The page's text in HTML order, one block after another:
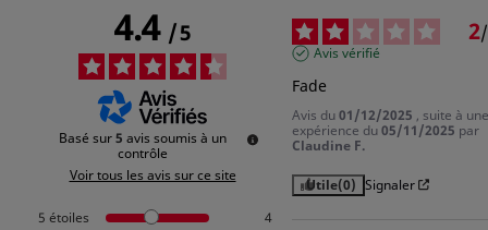
4.4/5
Basé sur5 avis soumis à un
contrôle
Voir tous les avis sur ce site
5 étoiles
4
2/
Avis vérifié
Fade
Avis du01/12/2025 , suite à une
expérience du05/11/2025 par
Claudine F.
Utile(0) Signaler